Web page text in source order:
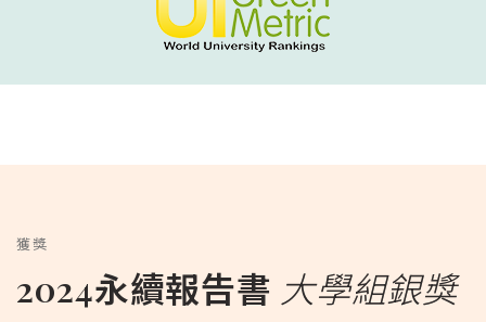
獲獎
2024永續報告書 大學組銀獎